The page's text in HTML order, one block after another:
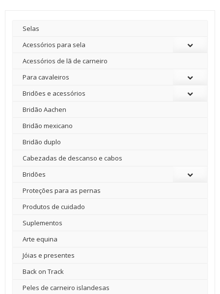
Selas
Acessórios para sela
Acessórios de lã de carneiro
Para cavaleiros
Bridões e acessórios
Bridão Aachen
Bridão mexicano
Bridão duplo
Cabezadas de descanso e cabos
Bridões
Proteções para as pernas
Produtos de cuidado
Suplementos
Arte equina
Jóias e presentes
Back on Track
Peles de carneiro islandesas